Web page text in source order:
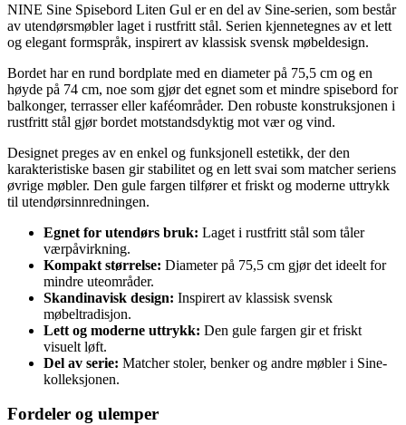
NINE Sine Spisebord Liten Gul er en del av Sine-serien, som består
av utendørsmøbler laget i rustfritt stål. Serien kjennetegnes av et lett
og elegant formspråk, inspirert av klassisk svensk møbeldesign.
Bordet har en rund bordplate med en diameter på 75,5 cm og en
høyde på 74 cm, noe som gjør det egnet som et mindre spisebord for
balkonger, terrasser eller kaféområder. Den robuste konstruksjonen i
rustfritt stål gjør bordet motstandsdyktig mot vær og vind.
Designet preges av en enkel og funksjonell estetikk, der den
karakteristiske basen gir stabilitet og en lett svai som matcher seriens
øvrige møbler. Den gule fargen tilfører et friskt og moderne uttrykk
til utendørsinnredningen.
Egnet for utendørs bruk: Laget i rustfritt stål som tåler
værpåvirkning.
Kompakt størrelse: Diameter på 75,5 cm gjør det ideelt for
mindre uteområder.
Skandinavisk design: Inspirert av klassisk svensk
møbeltradisjon.
Lett og moderne uttrykk: Den gule fargen gir et friskt
visuelt løft.
Del av serie: Matcher stoler, benker og andre møbler i Sine-
kolleksjonen.
Fordeler og ulemper